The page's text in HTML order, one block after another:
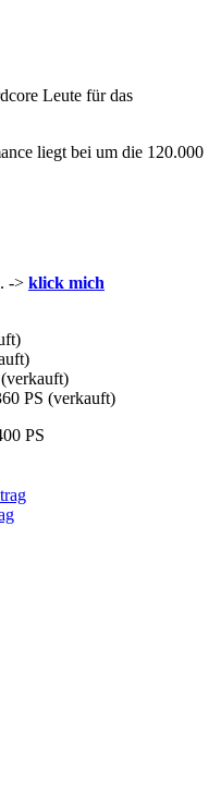
Leute für das
liegt bei um die 120.000
-> klick mich
PS (verkauft)
PS